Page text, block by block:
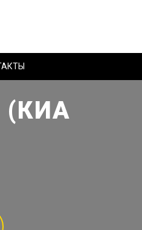
(КИА